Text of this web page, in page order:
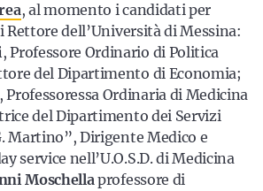
, al momento i candidati per
dell’Università di Messina:
, Professore Ordinario di Politica
del Dipartimento di Economia;
Professoressa Ordinaria di Medicina
del Dipartimento dei Servizi
Martino”, Dirigente Medico e
service nell’U.O.S.D. di Medicina
Moschellaprofessore di